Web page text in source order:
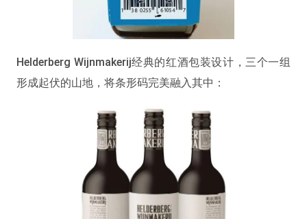
Helderberg Wijnmakerij经典的红酒包装设计，三个一组
形成起伏的山地，将条形码完美融入其中：